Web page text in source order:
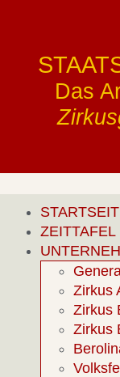
Das
ZEITTAFEL
Zirkus
Zirkus
Zirkus